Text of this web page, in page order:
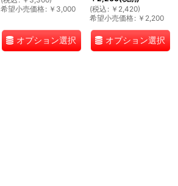
希望小売価格: ￥ 3,000
オプション選択
(税込 : ￥ 2,420)
希望小売価格: ￥ 2,200
オプション選択